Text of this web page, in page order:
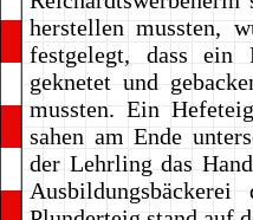
herstellen mussten,
festgelegt, dass ein
geknetet und
mussten. Ein
sahen am Ende
der Lehrling das